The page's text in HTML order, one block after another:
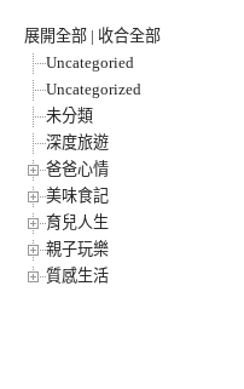
展開全部 | 收合全部
Uncategoried
Uncategorized
未分類
深度旅遊
爸爸心情
美味食記
育兒人生
親子玩樂
質感生活